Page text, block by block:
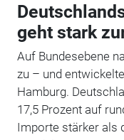
geht stark
Auf Bundesebene
zu – und
Hamburg.
17,5 Prozent auf
Importe stärker als